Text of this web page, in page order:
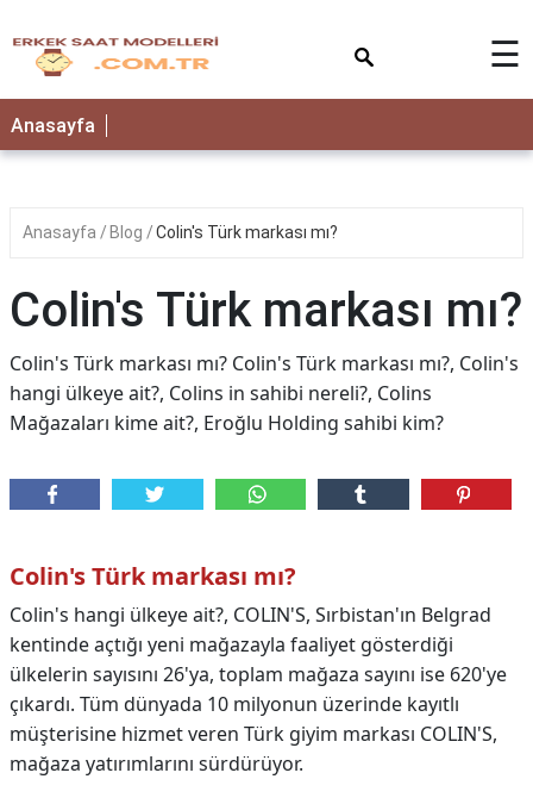
☰
Anasayfa
Anasayfa Blog Colin's Türk markası mı?
Colin's Türk markası mı?
Colin's Türk markası mı? Colin's Türk markası mı?, Colin's
hangi ülkeye ait?, Colins in sahibi nereli?, Colins
Mağazaları kime ait?, Eroğlu Holding sahibi kim?
Colin's Türk markası mı?
Colin's hangi ülkeye ait?, COLIN'S, Sırbistan'ın Belgrad
kentinde açtığı yeni mağazayla faaliyet gösterdiği
ülkelerin sayısını 26'ya, toplam mağaza sayını ise 620'ye
çıkardı. Tüm dünyada 10 milyonun üzerinde kayıtlı
müşterisine hizmet veren Türk giyim markası COLIN'S,
mağaza yatırımlarını sürdürüyor.